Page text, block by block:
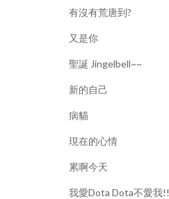
有沒有荒唐到?
又是你
聖誕 Jingelbell~~
新的自己
病貓
現在的心情
累啊今天
我愛Dota Dota不愛我!!